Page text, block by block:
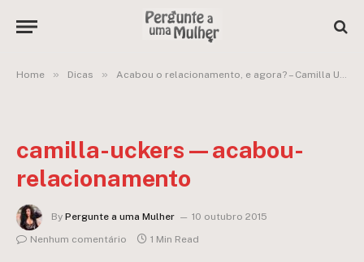
Home » Dicas » Acabou o relacionamento, e agora? – Camilla Uckers
camilla-uckers—acabou-
relacionamento
By Pergunte a uma Mulher
10 outubro 2015
Nenhum comentário
1 Min Read